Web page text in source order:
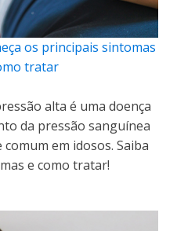
os principais sintomas
tratar
alta é uma doença
da pressão sanguínea
em idosos. Saiba
e como tratar!